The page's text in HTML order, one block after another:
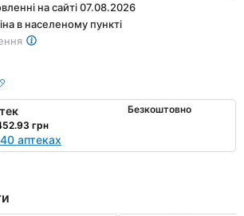
на сайті 07.08.2026
в населеному пункті
грн
аптеках
Безкоштовно